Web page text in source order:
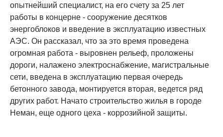
опытнейший специалист, на его счету за 25 лет
работы в концерне - сооружение десятков
энергоблоков и введение в эксплуатацию известных
АЭС. Он рассказал, что за это время проведена
огромная работа - выровнен рельеф, проложены
дороги, налажено электроснабжение, магистральные
сети, введена в эксплуатацию первая очередь
бетонного завода, монтируется вторая, ведется ряд
других работ. Начато строительство жилья в городе
Неман, еще одного цеха - коррозийной защиты.